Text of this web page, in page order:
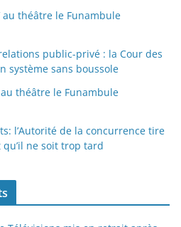
au théâtre le Funambule
public-privé : la Cour des
système sans boussole
au théâtre le Funambule
l’Autorité de la concurrence tire
qu’il ne soit trop tard